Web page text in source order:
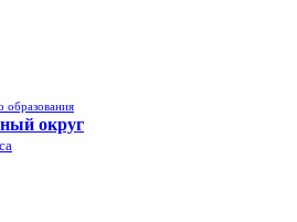
образования
округ